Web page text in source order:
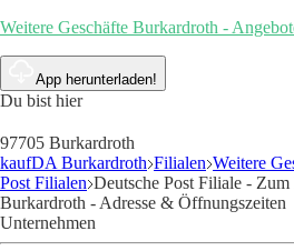
Weitere Geschäfte Burkardroth -
App herunterladen!
Du bist hier
97705 Burkardroth
kaufDA Burkardroth Filialen Weitere
Post Filialen Deutsche Post Filiale -
Burkardroth - Adresse & Öffnungszeiten
Unternehmen